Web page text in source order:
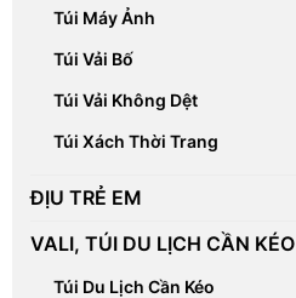
Túi Máy Ảnh
Túi Vải Bố
Túi Vải Không Dệt
Túi Xách Thời Trang
ĐỊU TRẺ EM
VALI, TÚI DU LỊCH CẦN KÉO
Túi Du Lịch Cần Kéo